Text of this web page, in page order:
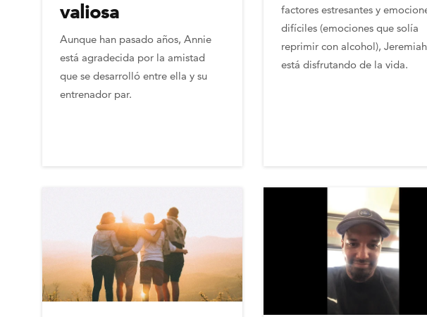
valiosa
Aunque han pasado años, Annie
está agradecida por la amistad
que se desarrolló entre ella y su
entrenador par.
factores estresantes y
difíciles (emociones que solía
reprimir con alcohol), Jeremiah
está disfrutando de la vida.